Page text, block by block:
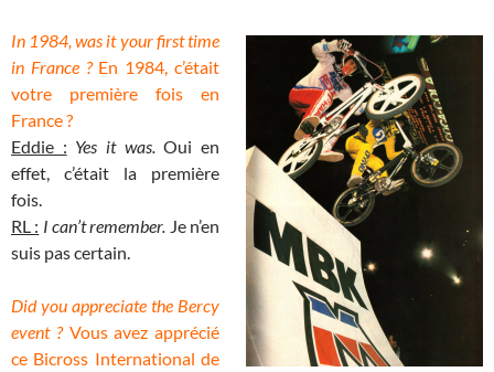
In 1984, was it your first time
in France ?En 1984, c’était
votre première fois en
France ?
Eddie : Yes it was.Oui en
effet, c’était la première
fois.
RL : I can’t remember. Je n’en
suis pas certain.
Did you appreciate the Bercy
event ?Vous avez apprécié
ce Bicross International de